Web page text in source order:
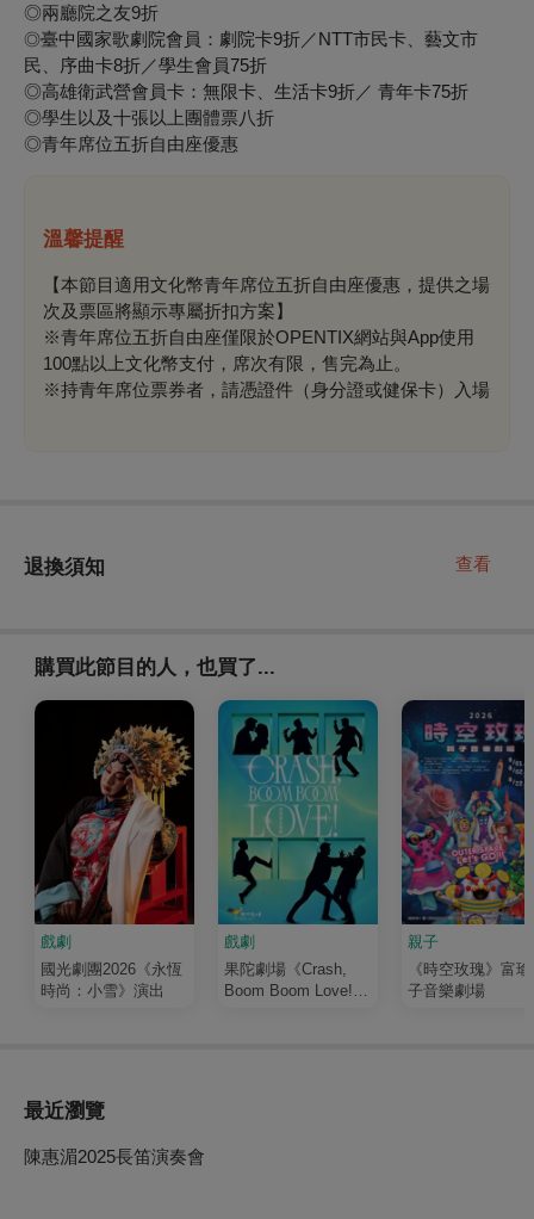
◎兩廳院之友9折
◎臺中國家歌劇院會員 ： 劇院卡9折／NTT市民卡、藝文市
民、序曲卡8折／學生會員75折
◎高雄衛武營會員卡：無限卡、生活卡9折／ 青年卡75折
◎學生以及十張以上團體票八折
◎青年席位五折自由座優惠
溫馨提醒
【本節目適用文化幣青年席位五折自由座優惠，提供之場
次及票區將顯示專屬折扣方案】
※青年席位五折自由座僅限於OPENTIX網站與App使用
100點以上文化幣支付，席次有限，售完為止。
※持青年席位票券者，請憑證件（身分證或健保卡）入場
退換須知 查看
購買此節目的人，也買了...
戲劇
國光劇團2026《永恆
時尚：小雪》演出
戲劇
果陀劇場《Crash,
Boom Boom Love!》
親子
《時空玫瑰》富
子音樂劇場
最近瀏覽
陳惠湄2025長笛演奏會